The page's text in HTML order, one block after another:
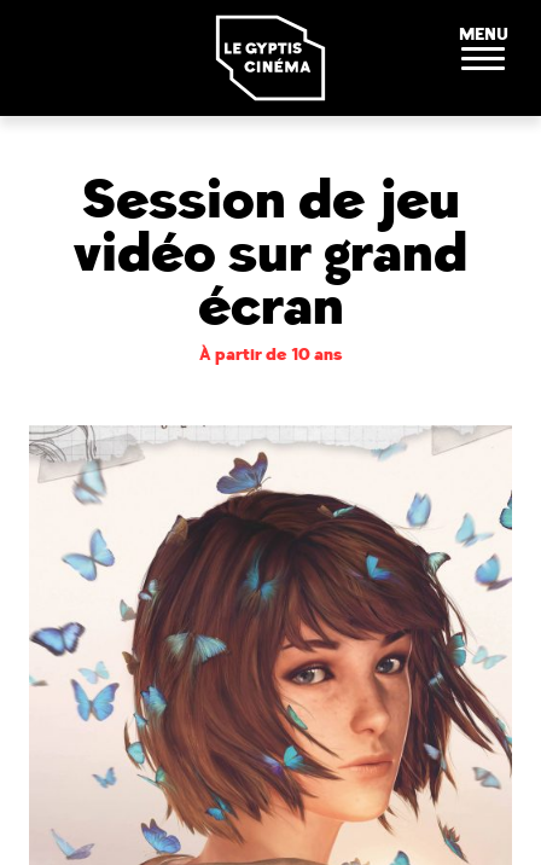
MENU
Session de jeu
vidéo sur grand
écran
À partir de 10 ans
Panneau de gestion des cookies